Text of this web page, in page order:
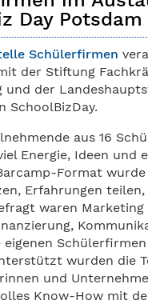
Day Potsdam
Schülerfirmen
der Stiftung
und der
SchoolBizDay.
aus 16
Energie, Ideen und
Format
Erfahrungen
waren Marketing
eigenen
wurden die
und
Know-How mit